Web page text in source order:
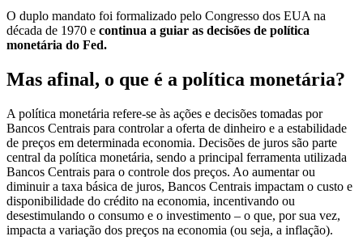
O duplo mandato foi formalizado pelo Congresso dos EUA na
década de 1970 e continua a guiar as decisões de política
monetária do Fed.
Mas afinal, o que é a política monetária?
A política monetária refere-se às ações e decisões tomadas por
Bancos Centrais para controlar a oferta de dinheiro e a estabilidade
de preços em determinada economia. Decisões de juros são parte
central da política monetária, sendo a principal ferramenta utilizada
Bancos Centrais para o controle dos preços. Ao aumentar ou
diminuir a taxa básica de juros, Bancos Centrais impactam o custo e
disponibilidade do crédito na economia, incentivando ou
desestimulando o consumo e o investimento – o que, por sua vez,
impacta a variação dos preços na economia (ou seja, a inflação).